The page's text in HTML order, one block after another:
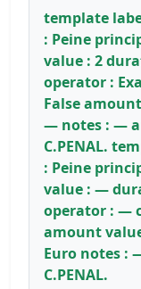
template
: Peine
value : 2
operator :
False
— notes : —
C.PENAL.
: Peine
value : —
operator : —
amount
Euro notes :
C.PENAL.